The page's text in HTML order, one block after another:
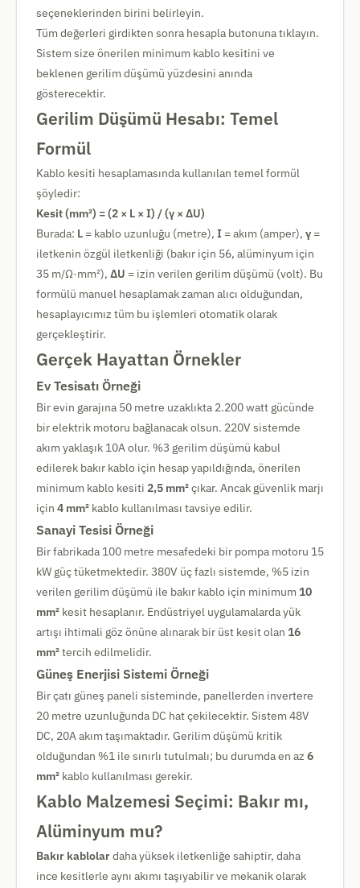
seçeneklerinden birini belirleyin.
Tüm değerleri girdikten sonra hesapla butonuna tıklayın.
Sistem size önerilen minimum kablo kesitini ve
beklenen gerilim düşümü yüzdesini anında
gösterecektir.
Gerilim Düşümü Hesabı: Temel
Formül
Kablo kesiti hesaplamasında kullanılan temel formül
şöyledir:
Kesit (mm²) = (2 × L × I) / (γ × ΔU)
Burada: L = kablo uzunluğu (metre), I = akım (amper), γ =
iletkenin özgül iletkenliği (bakır için 56, alüminyum için
35 m/Ω·mm²), ΔU = izin verilen gerilim düşümü (volt). Bu
formülü manuel hesaplamak zaman alıcı olduğundan,
hesaplayıcımız tüm bu işlemleri otomatik olarak
gerçekleştirir.
Gerçek Hayattan Örnekler
Ev Tesisatı Örneği
Bir evin garajına 50 metre uzaklıkta 2.200 watt gücünde
bir elektrik motoru bağlanacak olsun. 220V sistemde
akım yaklaşık 10A olur. %3 gerilim düşümü kabul
edilerek bakır kablo için hesap yapıldığında, önerilen
minimum kablo kesiti 2,5 mm²çıkar. Ancak güvenlik marjı
için 4 mm² kablo kullanılması tavsiye edilir.
Sanayi Tesisi Örneği
Bir fabrikada 100 metre mesafedeki bir pompa motoru 15
kW güç tüketmektedir. 380V üç fazlı sistemde, %5 izin
verilen gerilim düşümü ile bakır kablo için minimum 10
mm² kesit hesaplanır. Endüstriyel uygulamalarda yük
artışı ihtimali göz önüne alınarak bir üst kesit olan 16
mm²tercih edilmelidir.
Güneş Enerjisi Sistemi Örneği
Bir çatı güneş paneli sisteminde, panellerden invertere
20 metre uzunluğunda DC hat çekilecektir. Sistem 48V
DC, 20A akım taşımaktadır. Gerilim düşümü kritik
olduğundan %1 ile sınırlı tutulmalı; bu durumda en az 6
mm² kablo kullanılması gerekir.
Kablo Malzemesi Seçimi: Bakır mı,
Alüminyum mu?
Bakır kablolardaha yüksek iletkenliğe sahiptir, daha
ince kesitlerle aynı akımı taşıyabilir ve mekanik olarak